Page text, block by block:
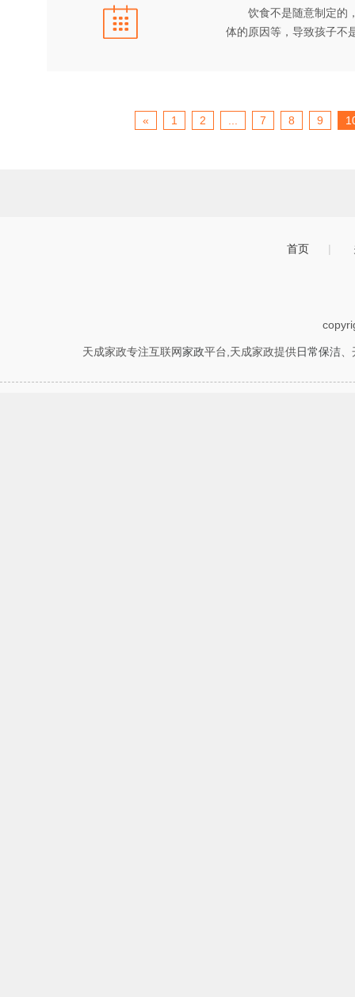
饮食不是随意制定的，
体的原因等，导致孩子
« 1 2 7 8 9
首页 |
天成家政专注互联网家政平台,天成家政提供日常保洁、